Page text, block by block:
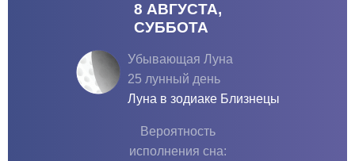
8 АВГУСТА,
СУББОТА
Убывающая Луна
25 лунный день
Луна в зодиаке Близнецы
Вероятность
исполнения сна: